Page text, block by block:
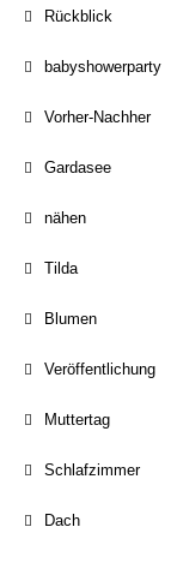
Rückblick
babyshowerparty
Vorher-Nachher
Gardasee
nähen
Tilda
Blumen
Veröffentlichung
Muttertag
Schlafzimmer
Dach